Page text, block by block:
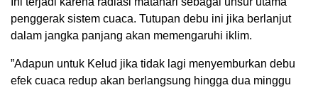
penggerak sistem cuaca. Tutupan debu ini jika berlanjut
dalam jangka panjang akan memengaruhi iklim.
”Adapun untuk Kelud jika tidak lagi menyemburkan debu
efek cuaca redup akan berlangsung hingga dua minggu